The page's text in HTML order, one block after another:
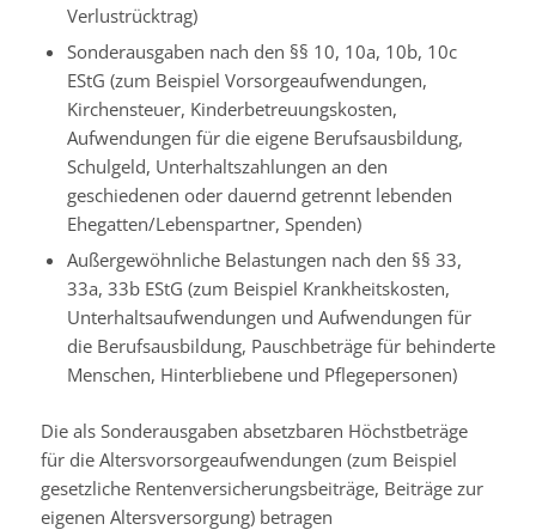
Verlustrücktrag)
Sonderausgaben nach den §§ 10, 10a, 10b, 10c
EStG (zum Beispiel Vorsorgeaufwendungen,
Kirchensteuer, Kinderbetreuungskosten,
Aufwendungen für die eigene Berufsausbildung,
Schulgeld, Unterhaltszahlungen an den
geschiedenen oder dauernd getrennt lebenden
Ehegatten/Lebenspartner, Spenden)
Außergewöhnliche Belastungen nach den §§ 33,
33a, 33b EStG (zum Beispiel Krankheitskosten,
Unterhaltsaufwendungen und Aufwendungen für
die Berufsausbildung, Pauschbeträge für behinderte
Menschen, Hinterbliebene und Pflegepersonen)
Die als Sonderausgaben absetzbaren Höchstbeträge
für die Altersvorsorgeaufwendungen (zum Beispiel
gesetzliche Rentenversicherungsbeiträge, Beiträge zur
eigenen Altersversorgung) betragen